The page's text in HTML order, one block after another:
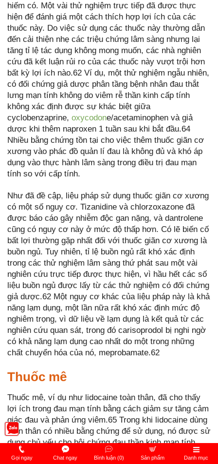
hiếm có. Một vài thử nghiệm trực tiếp đã được thực
hiện để đánh giá một cách thích hợp lợi ích của các
thuốc này. Do việc sử dụng các thuốc này thường dẫn
đến cải thiện nhẹ các triệu chứng lâm sàng nhưng lại
tăng tỉ lệ tác dụng không mong muốn, các nhà nghiên
cứu đã kết luận rủi ro của các thuốc này vượt trội hơn
bất kỳ lợi ích nào.62 Ví dụ, một thử nghiệm ngẫu nhiên,
có đối chứng giả dược phân tầng bệnh nhân đau thắt
lưng mạn tính không do viêm rễ thần kinh cấp tính
không xác định được sự khác biệt giữa
cyclobenzaprine, oxycodone/acetaminophen và giả
dược khi thêm naproxen 1 tuần sau khi bắt đầu.64
Nhiều bằng chứng tồn tại cho việc thêm thuốc giãn cơ
xương vào phác đồ quản lí đau là không đủ và khó áp
dụng vào thực hành lâm sàng trong điều trị đau mạn
tính so với cấp tính.
Như đã đề cập, liệu pháp sử dụng thuốc giãn cơ xương
có một số nguy cơ. Tizanidine và chlorzoxazone đã
được báo cáo gây nhiễm độc gan nặng, và dantrolene
cũng có nguy cơ này ở mức độ thấp hơn. Có lẽ biến cố
bất lợi thường gặp nhất đối với thuốc giãn cơ xương là
buồn ngủ. Tuy nhiên, tỉ lệ buồn ngủ rất khó xác định
trong các thử nghiệm lâm sàng thứ phát sau một vài
nghiên cứu trực tiếp được thực hiện, vì hầu hết các số
liệu buồn ngủ được lấy từ các thử nghiệm có đối chứng
giả dược.62 Một nguy cơ khác của liệu pháp này là khả
năng lạm dụng, một lần nữa rất khó xác định mức độ
nghiêm trọng, vì dữ liệu về lạm dụng là kết quả từ các
nghiên cứu quan sát, trong đó carisoprodol bị nghi ngờ
có khả năng lạm dụng cao nhất do một trong những
chất chuyển hóa của nó, meprobamate.62
Thuốc mê
Thuốc mê, ví dụ như lidocaine toàn thân, đã cho thấy
lợi ích trong đau mạn tính bằng cách giảm sự tăng cảm
giác đau và phản ứng viêm.65 Trong khi lidocaine dùng
toàn thân có nhiều bằng chứng để sử dụng, nó được sử
dụng chủ yếu cho hội chứng đau thần kinh mạn tính,
bao gồm đau thần kinh sau zona và đau thắt lưng thứ
Gọi ngay Chat ngay Bình luận (0) Sản phẩm Danh mục